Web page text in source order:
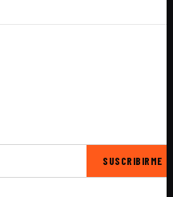
SUSCRIBIRME